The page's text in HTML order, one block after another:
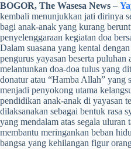
BOGOR, The Wasesa News –
kembali menunjukkan jati dirinya
bagi anak-anak yang kurang
penyelenggaraan kegiatan doa
Dalam suasana yang kental
pengurus yayasan beserta puluhan
melantunkan doa-doa tulus yang
donatur atau “Hamba Allah” yang
menjadi penyokong utama
pendidikan anak-anak di yayasan
dilaksanakan sebagai bentuk rasa
yang mendalam atas segala uluran
membantu meringankan beban
bangsa yang kehilangan figur